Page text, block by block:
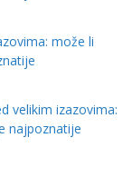
može li
velikim izazovima:
najpoznatije